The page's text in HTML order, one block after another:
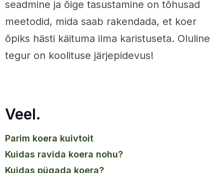
seadmine ja õige tasustamine on tõhusad
meetodid, mida saab rakendada, et koer
õpiks hästi käituma ilma karistuseta. Oluline
tegur on koolituse järjepidevus!
Veel.
parim koera kuivtoit
kuidas ravida koera nohu?
kuidas pügada koera?